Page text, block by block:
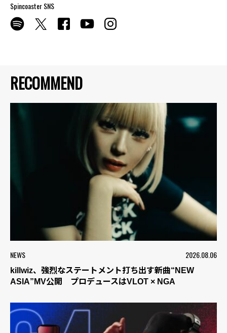
RECOMMEND
NEWS 2026.08.06
killwiz、強烈なステートメント打ち出す新曲“NEW
ASIA”MV公開 プロデュースはVLOT × NGA
Spincoaster SNS